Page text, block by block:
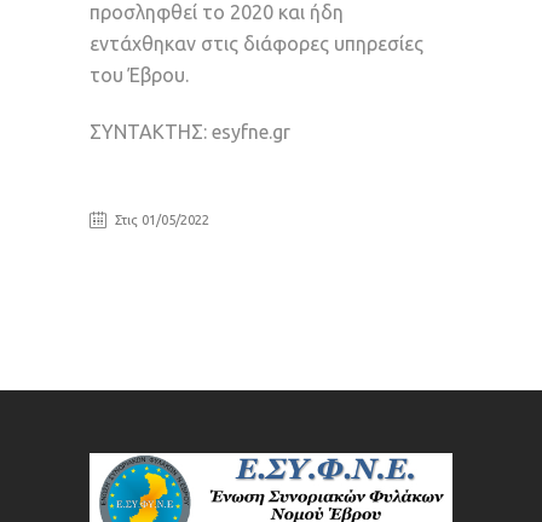
προσληφθεί το 2020 και ήδη
εντάχθηκαν στις διάφορες υπηρεσίες
του Έβρου.
ΣΥΝΤΑΚΤΗΣ: esyfne.gr
Στις 01/05/2022